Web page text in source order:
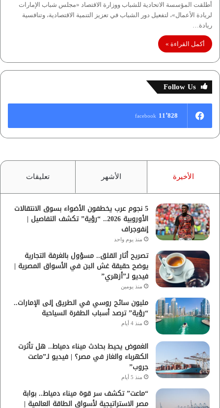
أطلقت المؤسسة الاتحادية للشباب ووزارة الاقتصاد «مجلس شباب الإمارات
لريادة الأعمال»، لتفعيل دور الشباب في تعزيز التنمية الاقتصادية، وتنافسية
ريادة…
أكمل القراءة »
Follow Us
11٬828 facebook
الأخيرة الأشهر تعليقات
5 نجوم عرب يخطفون الأضواء بسوق الانتقالات
الأوروبية 2026.. “رؤية” تكشف التفاصيل |
إنفوجراف
منذ يوم واحد
تصريح أثار القلق.. مسؤول بالغرفة التجارية
يوضح حقيقة غش البن في الأسواق المصرية |
فيديو لـ”أزهري”
منذ يومين
مليون سائح روسي في الطريق إلى الإمارات..
“رؤية” ترصد أسباب الطفرة السياحية
منذ 4 أيام
الغموض يحيط بحادث ميناء دمياط.. هل تأثرت
الكهرباء والغاز في مصر؟ | فيديو لـ”ماعت
جروب”
منذ 5 أيام
“ماعت” تكشف سر قوة ميناء دمياط.. بوابة
مصر الاستراتيجية لأسواق الطاقة العالمية |